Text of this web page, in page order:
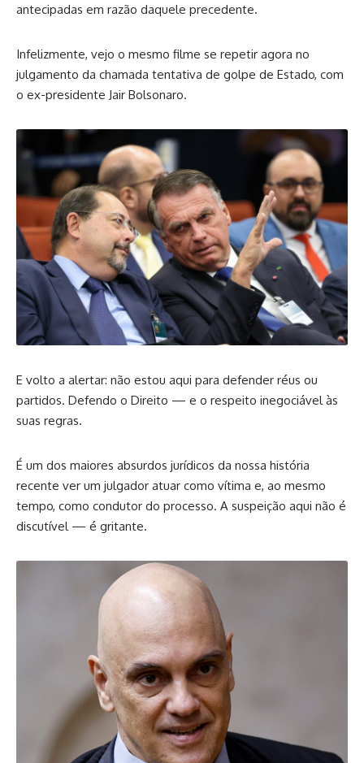
antecipadas em razão daquele precedente.
Infelizmente, vejo o mesmo filme se repetir agora no
julgamento da chamada tentativa de golpe de Estado, com
o ex-presidente Jair Bolsonaro.
E volto a alertar: não estou aqui para defender réus ou
partidos. Defendo o Direito — e o respeito inegociável às
suas regras.
É um dos maiores absurdos jurídicos da nossa história
recente ver um julgador atuar como vítima e, ao mesmo
tempo, como condutor do processo. A suspeição aqui não é
discutível — é gritante.